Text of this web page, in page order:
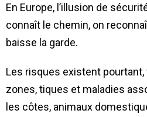
En Europe, l’illusion de
connaît le chemin, on
baisse la garde.
Les risques existent
zones, tiques et maladies
les côtes, animaux